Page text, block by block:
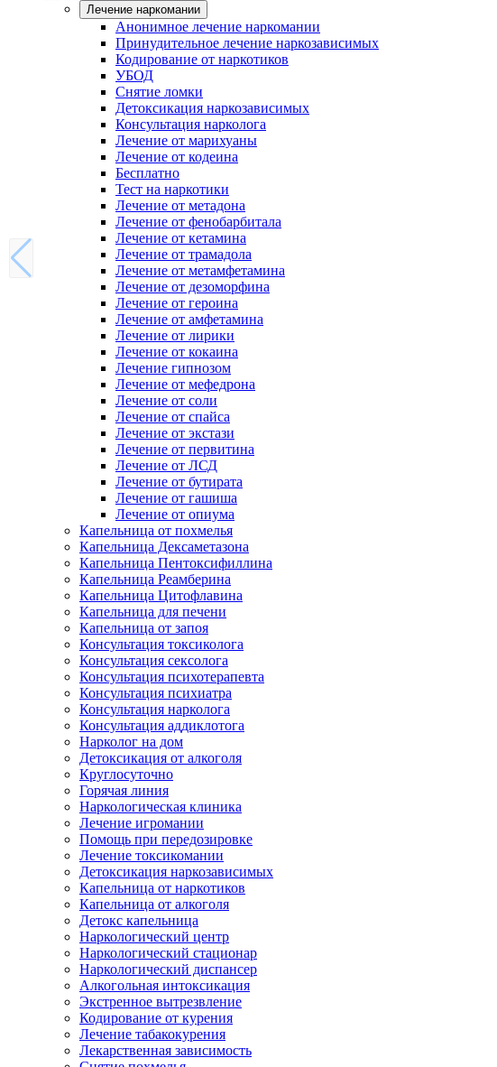
Лечение наркомании
Анонимное лечение наркомании
Принудительное лечение наркозависимых
Кодирование от наркотиков
УБОД
Снятие ломки
Детоксикация наркозависимых
Консультация нарколога
Лечение от марихуаны
Лечение от кодеина
Бесплатно
Тест на наркотики
Лечение от метадона
Лечение от фенобарбитала
Лечение от кетамина
Лечение от трамадола
Лечение от метамфетамина
Лечение от дезоморфина
Лечение от героина
Лечение от амфетамина
Лечение от лирики
Лечение от кокаина
Лечение гипнозом
Лечение от мефедрона
Лечение от соли
Лечение от спайса
Лечение от экстази
Лечение от первитина
Лечение от ЛСД
Лечение от бутирата
Лечение от гашиша
Лечение от опиума
Капельница от похмелья
Капельница Дексаметазона
Капельница Пентоксифиллина
Капельница Реамберина
Капельница Цитофлавина
Капельница для печени
Капельница от запоя
Консультация токсиколога
Консультация сексолога
Консультация психотерапевта
Консультация психиатра
Консультация нарколога
Консультация аддиклотога
Нарколог на дом
Детоксикация от алкоголя
Круглосуточно
Горячая линия
Наркологическая клиника
Лечение игромании
Помощь при передозировке
Лечение токсикомании
Детоксикация наркозависимых
Капельница от наркотиков
Капельница от алкоголя
Детокс капельница
Наркологический центр
Наркологический стационар
Наркологический диспансер
Алкогольная интоксикация
Экстренное вытрезвление
Кодирование от курения
Лечение табакокурения
Лекарственная зависимость